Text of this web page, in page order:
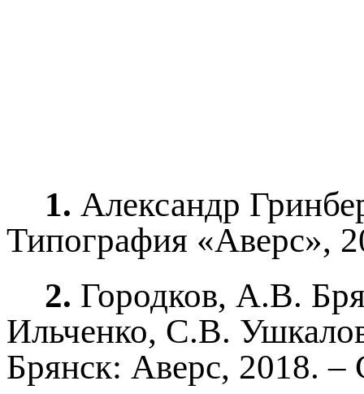
1. Александр
Типография «Аверс»,
2. Городков, А.В.
Ильченко, С.В.
Брянск: Аверс, 2018. –